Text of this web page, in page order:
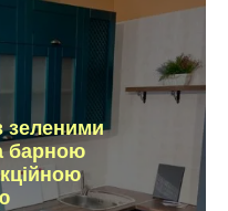
зеленими
барною